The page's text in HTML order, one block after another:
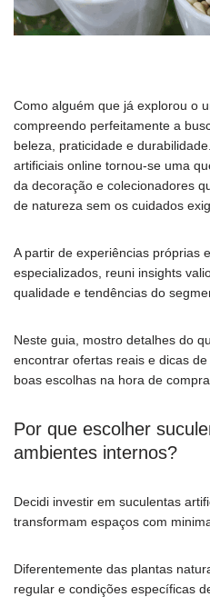
Como alguém que já explorou o
compreendo perfeitamente a
beleza, praticidade e
artificiais online tornou-se uma
da decoração e colecionadores
de natureza sem os cuidados
A partir de experiências próprias
especializados, reuni insights
qualidade e tendências do
Neste guia, mostro detalhes do
encontrar ofertas reais e dicas
boas escolhas na hora de
Por que escolher
ambientes internos?
Decidi investir em suculentas
transformam espaços com
Diferentemente das plantas
regular e condições específicas